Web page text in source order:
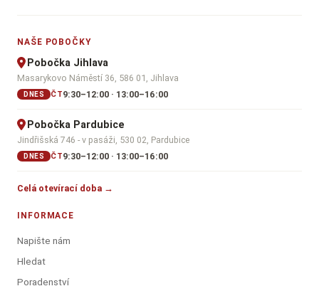
NAŠE POBOČKY
Pobočka Jihlava
Masarykovo Náměstí 36, 586 01, Jihlava
DNES ČT9:30–12:00 · 13:00–16:00
Pobočka Pardubice
Jindřišská 746 - v pasáži, 530 02, Pardubice
DNES ČT9:30–12:00 · 13:00–16:00
Celá otevírací doba →
INFORMACE
Napište nám
Hledat
Poradenství